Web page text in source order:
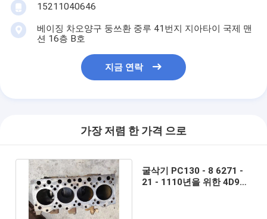
15211040646
베이징 차오양구 둥쓰환 중루 41번지 지아타이 국제 맨
션 16층 B호
지금 연락
가장 저렴 한 가격 으로
굴삭기 PC130 - 8 6271 -
21 - 1110년을 위한 4D95